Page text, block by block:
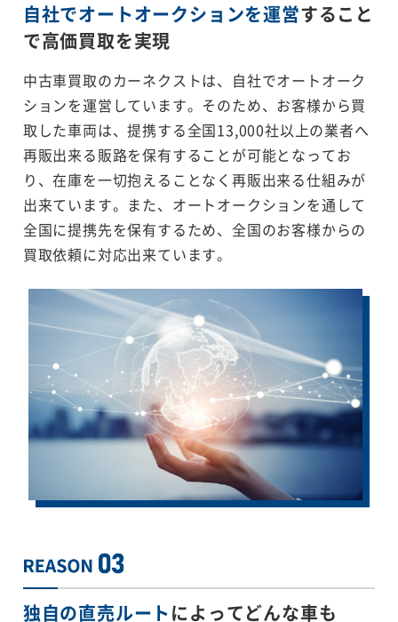
自社でオートオークションを運営すること
で高価買取を実現
中古車買取のカーネクストは、自社でオートオーク
ションを運営しています。そのため、お客様から買
取した車両は、提携する全国13,000社以上の業者へ
再販出来る販路を保有することが可能となってお
り、在庫を一切抱えることなく再販出来る仕組みが
出来ています。また、オートオークションを通して
全国に提携先を保有するため、全国のお客様からの
買取依頼に対応出来ています。
独自の直売ルートによってどんな車も